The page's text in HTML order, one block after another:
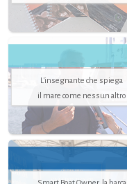
L'insegnante che spiega
il mare come nessun altro